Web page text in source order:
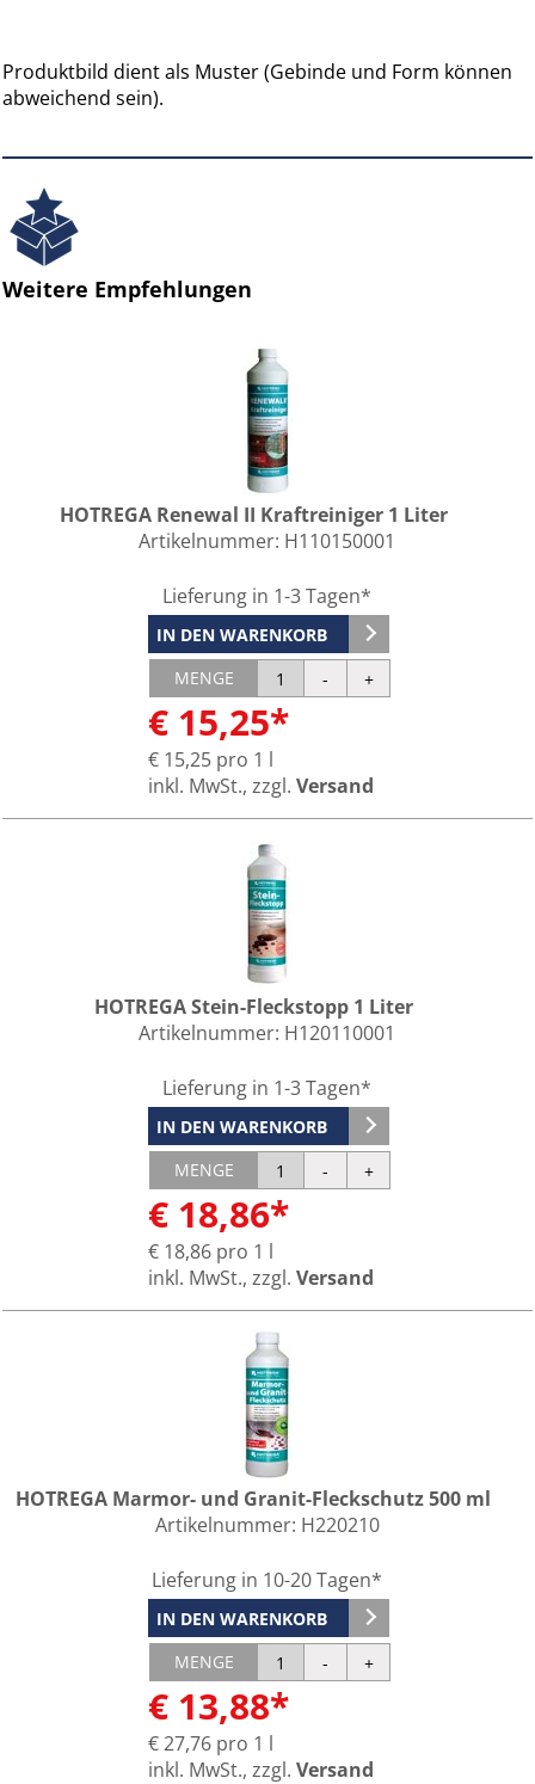
Produktbild dient als Muster (Gebinde und Form können
abweichend sein).
Weitere Empfehlungen
HOTREGA Renewal II Kraftreiniger 1 Liter
Artikelnummer: H110150001
Lieferung in 1-3 Tagen*
IN DEN WARENKORB
MENGE
€ 15,25*
€ 15,25 pro 1 l
inkl. MwSt., zzgl. Versand
HOTREGA Stein-Fleckstopp 1 Liter
Artikelnummer: H120110001
Lieferung in 1-3 Tagen*
IN DEN WARENKORB
MENGE
€ 18,86*
€ 18,86 pro 1 l
inkl. MwSt., zzgl. Versand
HOTREGA Marmor- und Granit-Fleckschutz 500 ml
Artikelnummer: H220210
Lieferung in 10-20 Tagen*
IN DEN WARENKORB
MENGE
€ 13,88*
€ 27,76 pro 1 l
inkl. MwSt., zzgl. Versand